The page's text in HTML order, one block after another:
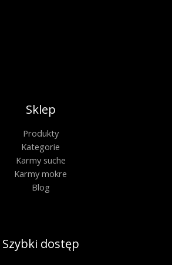
Sklep
Produkty
Kategorie
Karmy suche
Karmy mokre
Blog
Szybki dostęp